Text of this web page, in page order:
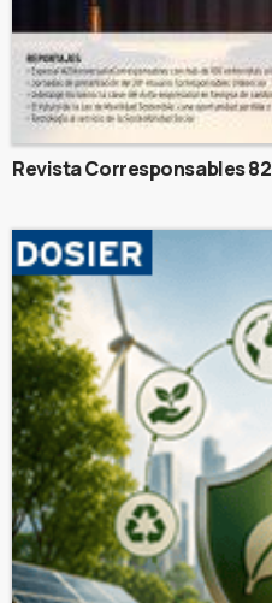
Revista Corresponsables 82